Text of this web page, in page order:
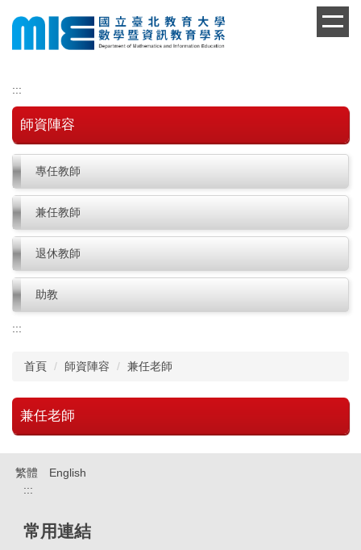
到
容
區
:::
師資陣容
專任教師
兼任教師
退休教師
助教
:::
首頁 師資陣容 兼任老師
兼任老師
繁體
English
:::
常用連結